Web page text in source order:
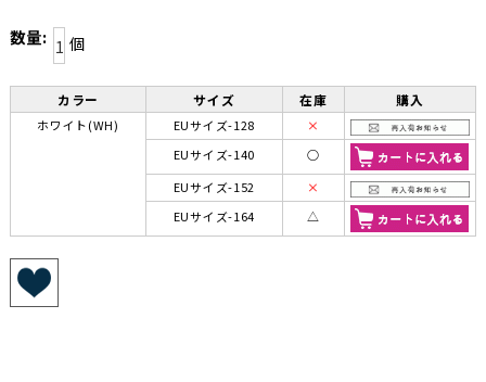
数量: 個
カラー サイズ 在庫 購入
ホワイト(WH) EUサイズ-128
×
EUサイズ-140
○
EUサイズ-152
×
EUサイズ-164
△